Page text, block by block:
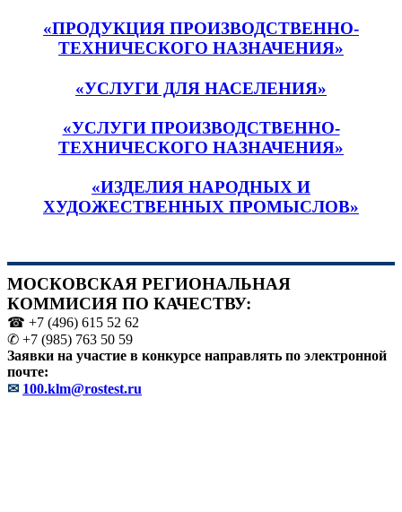
«ПРОДУКЦИЯ ПРОИЗВОДСТВЕННО-
ТЕХНИЧЕСКОГО НАЗНАЧЕНИЯ»
«УСЛУГИ ДЛЯ НАСЕЛЕНИЯ»
«УСЛУГИ ПРОИЗВОДСТВЕННО-
ТЕХНИЧЕСКОГО НАЗНАЧЕНИЯ»
«ИЗДЕЛИЯ НАРОДНЫХ И
ХУДОЖЕСТВЕННЫХ ПРОМЫСЛОВ»
МОСКОВСКАЯ РЕГИОНАЛЬНАЯ
КОММИСИЯ ПО КАЧЕСТВУ:
☎ +7 (496) 615 52 62
✆ +7 (985) 763 50 59
Заявки на участие в конкурсе направлять по электронной
почте:
✉ 100.klm@rostest.ru